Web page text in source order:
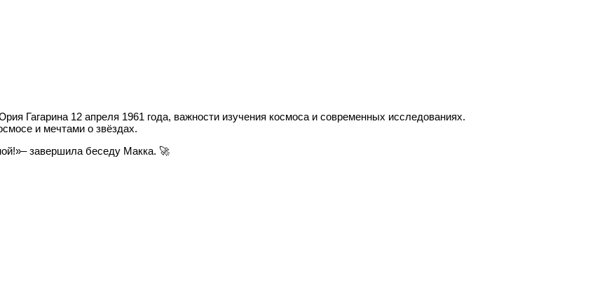
Гагарина 12 апреля 1961 года, важности изучения космоса и современных исследованиях.
и мечтами о звёздах.
завершила беседу Макка. 🚀